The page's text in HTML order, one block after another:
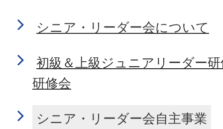
シニア・リーダー会について
初級＆上級ジュニアリーダー
研修会
シニア・リーダー会自主事業